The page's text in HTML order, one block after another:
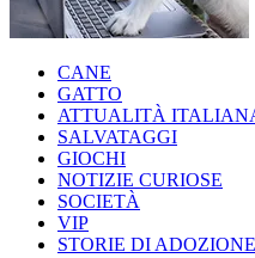
CANE
GATTO
ATTUALITÀ
SALVATAGGI
GIOCHI
NOTIZIE CURIOSE
SOCIETÀ
VIP
STORIE DI ADOZIONE